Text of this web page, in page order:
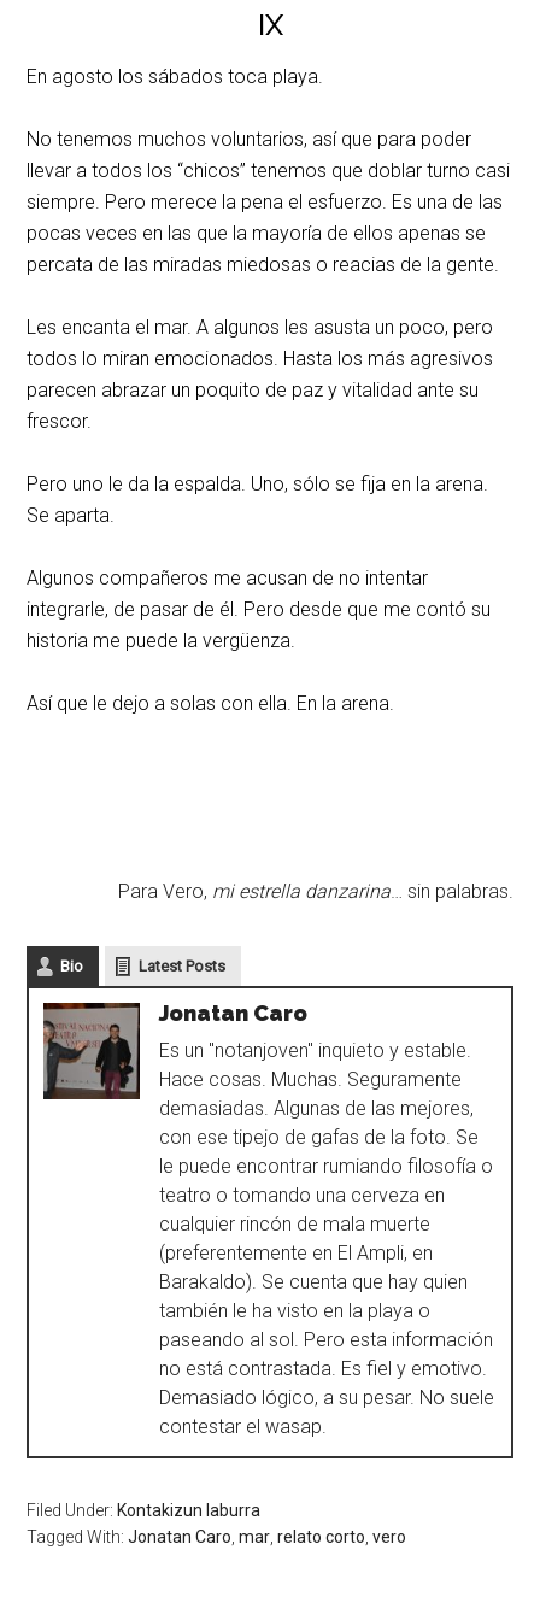
IX
En agosto los sábados toca playa.
No tenemos muchos voluntarios, así que para poder
llevar a todos los “chicos” tenemos que doblar turno casi
siempre. Pero merece la pena el esfuerzo. Es una de las
pocas veces en las que la mayoría de ellos apenas se
percata de las miradas miedosas o reacias de la gente.
Les encanta el mar. A algunos les asusta un poco, pero
todos lo miran emocionados. Hasta los más agresivos
parecen abrazar un poquito de paz y vitalidad ante su
frescor.
Pero uno le da la espalda. Uno, sólo se fija en la arena.
Se aparta.
Algunos compañeros me acusan de no intentar
integrarle, de pasar de él. Pero desde que me contó su
historia me puede la vergüenza.
Así que le dejo a solas con ella. En la arena.
Para Vero, mi estrella danzarina… sin palabras.
Bio Latest Posts
Jonatan Caro
Es un "notanjoven" inquieto y estable.
Hace cosas. Muchas. Seguramente
demasiadas. Algunas de las mejores,
con ese tipejo de gafas de la foto. Se
le puede encontrar rumiando filosofía o
teatro o tomando una cerveza en
cualquier rincón de mala muerte
(preferentemente en El Ampli, en
Barakaldo). Se cuenta que hay quien
también le ha visto en la playa o
paseando al sol. Pero esta información
no está contrastada. Es fiel y emotivo.
Demasiado lógico, a su pesar. No suele
contestar el wasap.
Filed Under:Kontakizun laburra
Tagged With:Jonatan Caro ,mar ,relato corto ,vero